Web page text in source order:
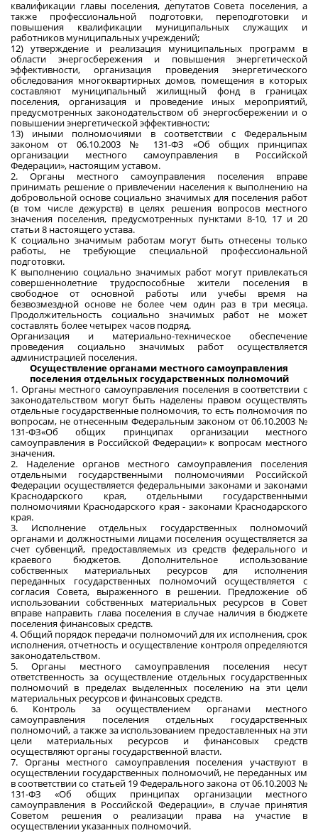
квалификации главы поселения, депутатов Совета поселения, а
также профессиональной подготовки, переподготовки и
повышения квалификации муниципальных служащих и
работников муниципальных учреждений;
12) утверждение и реализация муниципальных программ в
области энергосбережения и повышения энергетической
эффективности, организация проведения энергетического
обследования многоквартирных домов, помещения в которых
составляют муниципальный жилищный фонд в границах
поселения, организация и проведение иных мероприятий,
предусмотренных законодательством об энергосбережении и о
повышении энергетической эффективности;
13) иными полномочиями в соответствии с Федеральным
законом от 06.10.2003 № 131-ФЗ «Об общих принципах
организации местного самоуправления в Российской
Федерации», настоящим уставом.
2. Органы местного самоуправления поселения вправе
принимать решение о привлечении населения к выполнению на
добровольной основе социально значимых для поселения работ
(в том числе дежурств) в целях решения вопросов местного
значения поселения, предусмотренных пунктами 8-10, 17 и 20
статьи 8 настоящего устава.
К социально значимым работам могут быть отнесены только
работы, не требующие специальной профессиональной
подготовки.
К выполнению социально значимых работ могут привлекаться
совершеннолетние трудоспособные жители поселения в
свободное от основной работы или учебы время на
безвозмездной основе не более чем один раз в три месяца.
Продолжительность социально значимых работ не может
составлять более четырех часов подряд.
Организация и материально-техническое обеспечение
проведения социально значимых работ осуществляется
администрацией поселения.
Осуществление органами местного самоуправления
поселения отдельных государственных полномочий
1. Органы местного самоуправления поселения в соответствии с
законодательством могут быть наделены правом осуществлять
отдельные государственные полномочия, то есть полномочия по
вопросам, не отнесенным Федеральным законом от 06.10.2003 №
131-ФЗ«Об общих принципах организации местного
самоуправления в Российской Федерации» к вопросам местного
значения.
2. Наделение органов местного самоуправления поселения
отдельными государственными полномочиями Российской
Федерации осуществляется федеральными законами и законами
Краснодарского края, отдельными государственными
полномочиями Краснодарского края - законами Краснодарского
края.
3. Исполнение отдельных государственных полномочий
органами и должностными лицами поселения осуществляется за
счет субвенций, предоставляемых из средств федерального и
краевого бюджетов. Дополнительное использование
собственных материальных ресурсов для исполнения
переданных государственных полномочий осуществляется с
согласия Совета, выраженного в решении. Предложение об
использовании собственных материальных ресурсов в Совет
вправе направить глава поселения в случае наличия в бюджете
поселения финансовых средств.
4. Общий порядок передачи полномочий для их исполнения, срок
исполнения, отчетность и осуществление контроля определяются
законодательством.
5. Органы местного самоуправления поселения несут
ответственность за осуществление отдельных государственных
полномочий в пределах выделенных поселению на эти цели
материальных ресурсов и финансовых средств.
6. Контроль за осуществлением органами местного
самоуправления поселения отдельных государственных
полномочий, а также за использованием предоставленных на эти
цели материальных ресурсов и финансовых средств
осуществляют органы государственной власти.
7. Органы местного самоуправления поселения участвуют в
осуществлении государственных полномочий, не переданных им
в соответствии со статьей 19 Федерального закона от 06.10.2003 №
131-ФЗ «Об общих принципах организации местного
самоуправления в Российской Федерации», в случае принятия
Советом решения о реализации права на участие в
осуществлении указанных полномочий.